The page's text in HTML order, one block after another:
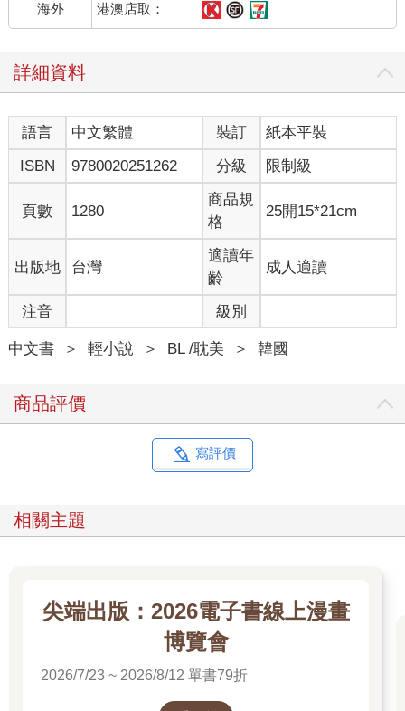
海外 港澳店取：
詳細資料
語言 中文繁體 裝訂
紙本平裝
ISBN
9780020251262 分級 限制級
頁數 1280
商品規
格
25開15*21cm
出版地 台灣
適讀年
齡
成人適讀
注音 級別
中文書 ＞ 輕小說 ＞ BL /耽美 ＞ 韓國
商品評價
寫評價
相關主題
尖端出版：2026電子書線上漫畫
博覽會
2026/7/23 ~ 2026/8/12 單書79折